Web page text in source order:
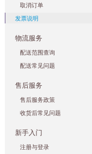
取消订单
发票说明
物流服务
配送范围查询
配送常见问题
售后服务
售后服务政策
收货后常见问题
新手入门
注册与登录